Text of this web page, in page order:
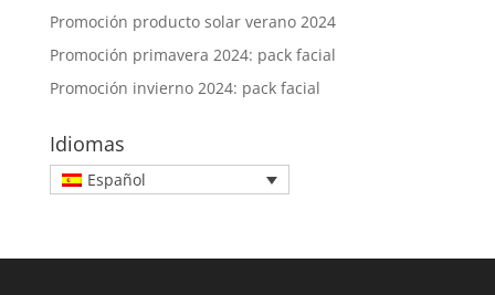
Promoción producto solar verano 2024
Promoción primavera 2024: pack facial
Promoción invierno 2024: pack facial
Idiomas
Español